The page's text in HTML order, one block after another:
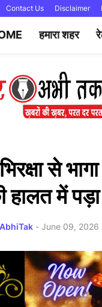
Contact Us Disclaimer
हमारा शहर
से
हालत में
- June 09, 2026